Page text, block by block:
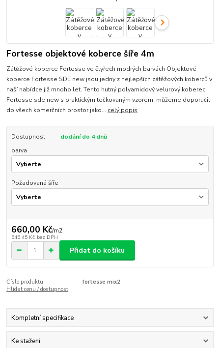
Fortesse objektové koberce šíře 4m
Zátěžové koberce Fortesse ve čtyřech modrých barvách Objektové
koberce Fortesse SDE new jsou jedny z nejlepších zátěžových koberců v
naší nabídce již mnoho let. Tento hutný polyamidový velurový koberec
Fortesse sde new s praktickým tečkovaným vzorem, můžeme doporučit
do všech komerčních prostor jako... celý popis
Dostupnost
dodání do 4 dnů
barva
Požadovaná šíře
660,00 Kč/m2
545,45 Kč bez DPH
Přidat do košíku
Číslo produktu:
fortesse mix2
Hlídat cenu / dostupnost
Kompletní specifikace
Ke stažení